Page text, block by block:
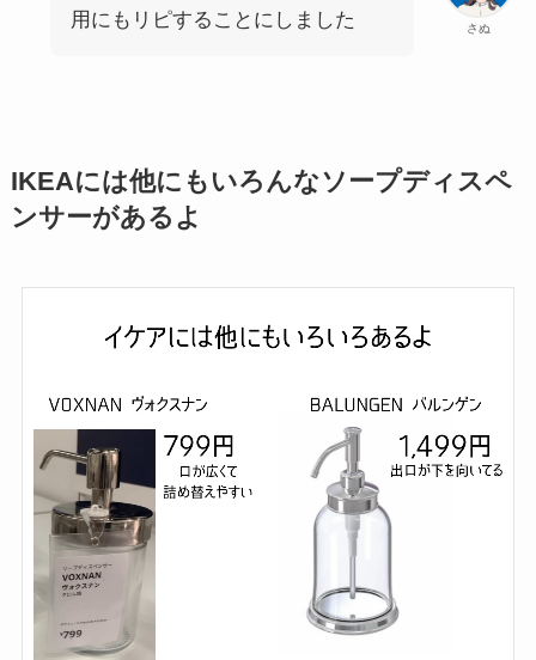
さぬ
用にもリピすることにしました
IKEAには他にもいろんなソープディスペ
ンサーがあるよ